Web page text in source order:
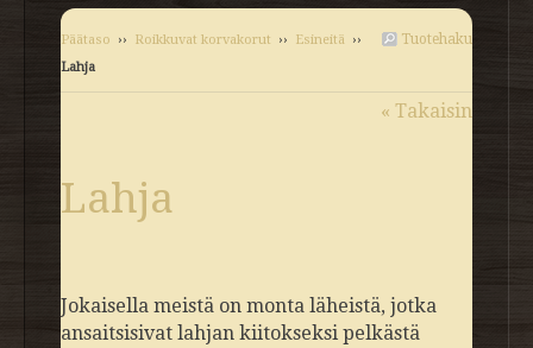
Tuotehaku
Päätaso ›› Roikkuvat korvakorut ›› Esineitä ››
Lahja
« Takaisin
Lahja
Jokaisella meistä on monta läheistä, jotka
ansaitsisivat lahjan kiitokseksi pelkästä